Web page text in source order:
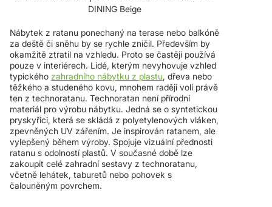
DINING Beige
Nábytek z ratanu ponechaný na terase nebo balkóně
za deště či sněhu by se rychle zničil. Především by
okamžitě ztratil na vzhledu. Proto se častěji používá
pouze v interiérech. Lidé, kterým nevyhovuje vzhled
typického zahradního nábytku z plastu, dřeva nebo
těžkého a studeného kovu, mnohem raději volí právě
ten z technoratanu. Technoratan není přírodní
materiál pro výrobu nábytku. Jedná se o syntetickou
pryskyřici, která se skládá z polyetylenových vláken,
zpevněných UV zářením. Je inspirován ratanem, ale
vylepšený během výroby. Spojuje vizuální přednosti
ratanu s odolností plastů. V současné době lze
zakoupit celé zahradní sestavy z technoratanu,
včetně lehátek, taburetů nebo pohovek s
čalouněným povrchem.